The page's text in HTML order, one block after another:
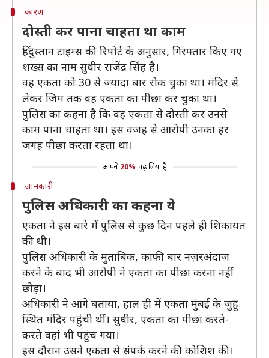
कारण
दोस्ती कर पाना चाहता था काम
हिंदुस्तान टाइम्स की रिपोर्ट के अनुसार, गिरफ्तार किए गए
शख्स का नाम सुधीर राजेंद्र सिंह है।
वह एकता को 30 से ज्यादा बार रोक चुका था। मंदिर से
लेकर जिम तक वह एकता का पीछा कर चुका था।
पुलिस का कहना है कि वह एकता से दोस्ती कर उनसे
काम पाना चाहता था। इस वजह से आरोपी उनका हर
जगह पीछा करता रहता था।
आपने 20% पढ़ लिया है
जानकारी
पुलिस अधिकारी का कहना ये
एकता ने इस बारे में पुलिस से कुछ दिन पहले ही शिकायत
की थी।
पुलिस अधिकारी के मुताबिक, काफी बार नज़रअंदाज
करने के बाद भी आरोपी ने एकता का पीछा करना नहीं
छोड़ा।
अधिकारी ने आगे बताया, हाल ही में एकता मुंबई के जुहू
स्थित मंदिर पहुंची थीं। सुधीर, एकता का पीछा करते-
करते वहां भी पहुंच गया।
इस दौरान उसने एकता से संपर्क करने की कोशिश की।